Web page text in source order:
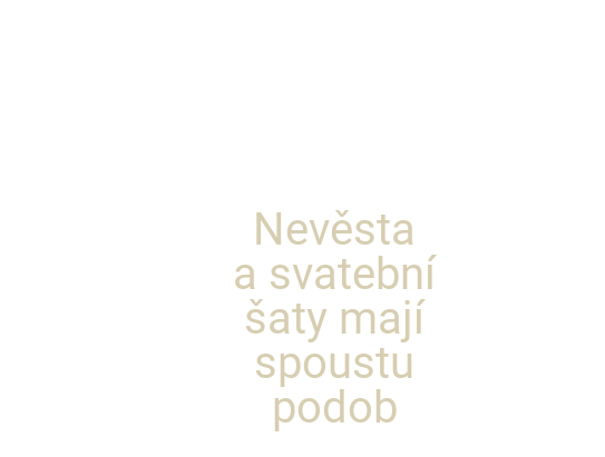
Nevěsta
a svatební
šaty mají
spoustu
podob